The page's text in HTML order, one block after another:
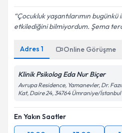
Çocukluk yaşantılarımın
etkilediğini bilmiyordum. Şema
Adres 1 Online Görüşme
Klinik Psikolog Eda Nur Biçer
Avrupa Residence, Yamanevler, Dr.
Kat, Daire 24, 34764 Ümraniye/İstanbul
En Yakın Saatler